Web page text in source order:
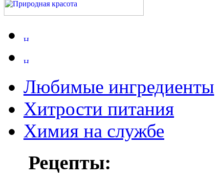
Любимые ингредиенты
Хитрости питания
Химия на службе
Рецепты: